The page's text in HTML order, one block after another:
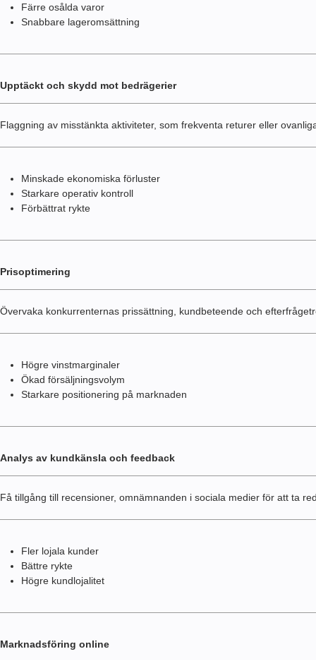
Färre osålda varor
Snabbare lageromsättning
Upptäckt och skydd mot bedrägerier
Flaggning av misstänkta aktiviteter, som frekventa returer eller
Minskade ekonomiska förluster
Starkare operativ kontroll
Förbättrat rykte
Prisoptimering
Övervaka konkurrenternas prissättning, kundbeteende och
Högre vinstmarginaler
Ökad försäljningsvolym
Starkare positionering på marknaden
Analys av kundkänsla och feedback
Få tillgång till recensioner, omnämnanden i sociala medier för att ta
Fler lojala kunder
Bättre rykte
Högre kundlojalitet
Marknadsföring online